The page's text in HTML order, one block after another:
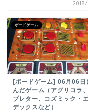
2018/
ボードゲーム
[ボードゲーム] 06月06日
んだゲーム（アグリコラ
ブレター、コズミック・
デックスなど）